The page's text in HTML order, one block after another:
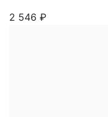
2 546 ₽